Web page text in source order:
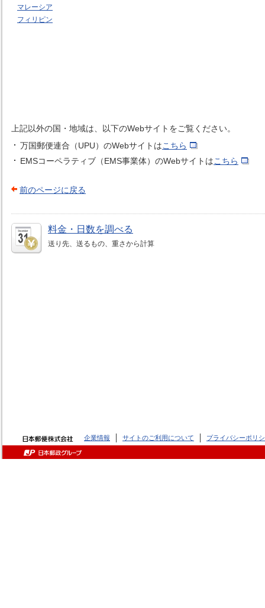
マレーシア
フィリピン
上記以外の国・地域は、以下のWebサイトをご覧ください。
万国郵便連合（UPU）のWebサイトはこちら
EMSコーペラティブ（EMS事業体）のWebサイトはこちら
前のページに戻る
料金・日数を調べる
送り先、送るもの、重さから計算
企業情報 サイトのご利用について プライバシーポリ